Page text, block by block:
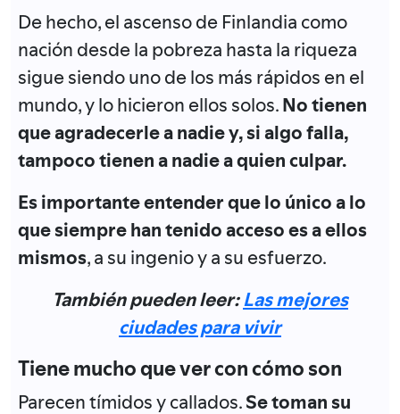
De hecho, el ascenso de Finlandia como
nación desde la pobreza hasta la riqueza
sigue siendo uno de los más rápidos en el
mundo, y lo hicieron ellos solos.No tienen
que agradecerle a nadie y, si algo falla,
tampoco tienen a nadie a quien culpar.
Es importante entender que lo único a lo
que siempre han tenido acceso es a ellos
mismos, a su ingenio y a su esfuerzo.
También pueden leer:Las mejores
ciudades para vivir
Tiene mucho que ver con cómo son
Parecen tímidos y callados.Se toman su